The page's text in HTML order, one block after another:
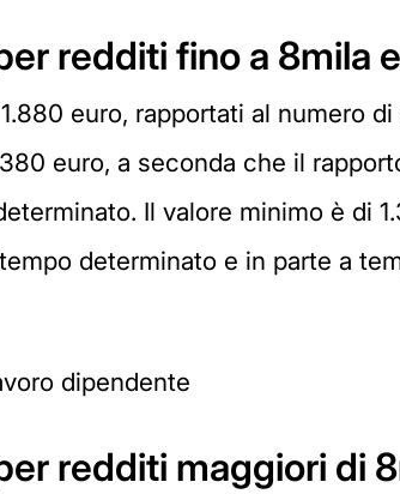
redditi fino a 8mila
euro, rapportati al numero
euro, a seconda che il
Il valore minimo è di
determinato e in parte a
dipendente
redditi maggiori di